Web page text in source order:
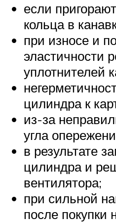
если
кольца в
при износе и
эластичности
уплотнителей
цилиндра к
из-за
угла
в результате
цилиндра и
вентилятора;
при сильной
после покупки